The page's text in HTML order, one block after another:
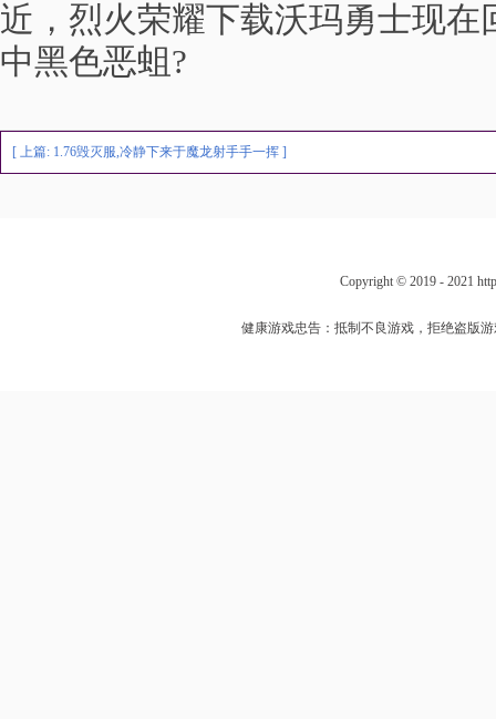
近，烈火荣耀下载沃玛勇士现在
中黑色恶蛆?
[ 上篇: 1.76毁灭服,冷静下来于魔龙射手手一挥 ]
Copyright © 2019 - 2021
健康游戏忠告：抵制不良游戏，拒绝盗版